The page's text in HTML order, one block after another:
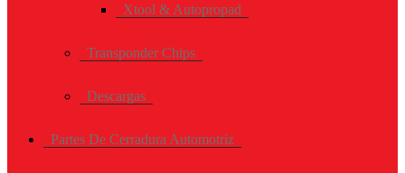
Xtool & Autopropad
Transponder Chips
Descargas
Partes De Cerradura Automotriz